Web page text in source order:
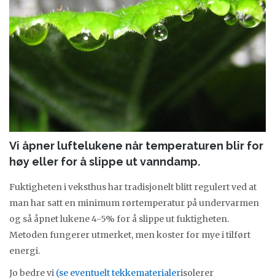
Vi åpner luftelukene når temperaturen blir for
høy eller for å slippe ut vanndamp.
Fuktigheten i veksthus har tradisjonelt blitt regulert ved at
man har satt en minimum rørtemperatur på undervarmen
og så åpnet lukene 4-5% for å slippe ut fuktigheten.
Metoden fungerer utmerket, men koster for mye i tilført
energi.
Jo bedre vi (se eventuelt tekkematerialerisolerer